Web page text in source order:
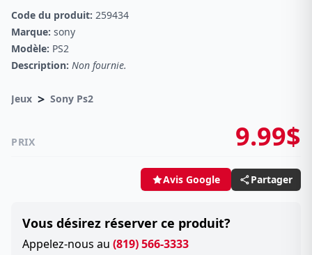
Code du produit: 259434
Marque: sony
Modèle: PS2
Description: Non fournie.
Jeux > Sony Ps2
PRIX 9.99$
Avis Google Partager
Vous désirez réserver ce produit?
Appelez-nous au (819) 566-3333